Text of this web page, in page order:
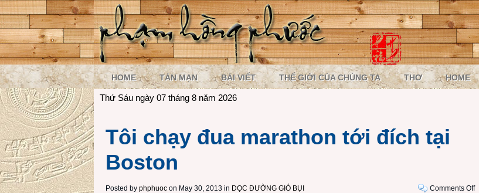
HOME TẢN MẠN BÀI VIẾT THẾ GIỚI CỦA CHÚNG TA THƠ HOME
Thứ Sáu ngày 07 tháng 8 năm 2026
Tôi chạy đua marathon tới đích tại
Boston
Posted by phphuoc on May 30, 2013 in DỌC ĐƯỜNG GIÓ BỤI Comments Offon